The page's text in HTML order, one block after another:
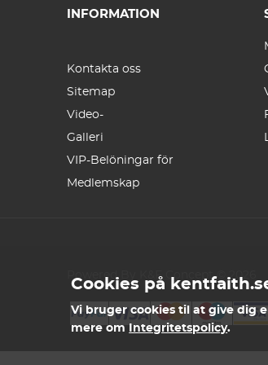
INFORMATION
Kontakta oss
Sitemap
Video-
Galleri
VIP-Belöningar för
Medlemskap
Powered By K&F Concept © 2026
Cookies på
Vi bruger cookies til at give dig
mere om
Integritetspolicy.